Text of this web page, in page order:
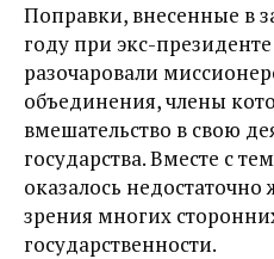
Поправки, внесенные в
году при экс-
разочаровали
объединения, члены
вмешательство в свою
государства. Вместе с
оказалось
зрения многих
государственности.